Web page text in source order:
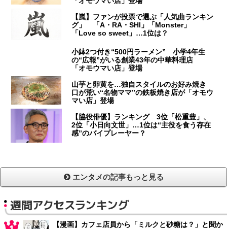
【嵐】ファンが投票で選ぶ「人気曲ランキン
グ」 「A・RA・SHI」「Monster」
「Love so sweet」…1位は？
小鉢2つ付き“500円ラーメン” 小学4年生
の“広報”がいる創業43年の中華料理店
「オモウマい店」登場
山芋と卵黄を…独自スタイルのお好み焼き
口が荒い“名物ママ”の鉄板焼き店が「オモウ
マい店」登場
【脇役俳優】ランキング 3位「松重豊」、
2位「小日向文世」…1位は“主役を食う存在
感”のバイプレーヤー？
エンタメの記事もっと見る
週間アクセスランキング
【漫画】カフェ店員から「ミルクと砂糖は？」と聞か